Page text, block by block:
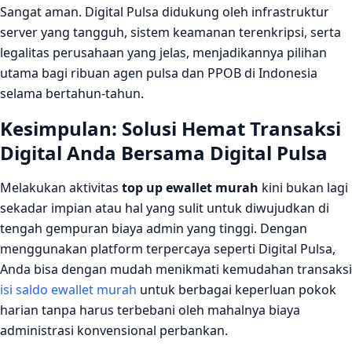
Sangat aman. Digital Pulsa didukung oleh infrastruktur
server yang tangguh, sistem keamanan terenkripsi, serta
legalitas perusahaan yang jelas, menjadikannya pilihan
utama bagi ribuan agen pulsa dan PPOB di Indonesia
selama bertahun-tahun.
Kesimpulan: Solusi Hemat Transaksi
Digital Anda Bersama Digital Pulsa
Melakukan aktivitas top up ewallet murah kini bukan lagi
sekadar impian atau hal yang sulit untuk diwujudkan di
tengah gempuran biaya admin yang tinggi. Dengan
menggunakan platform terpercaya seperti Digital Pulsa,
Anda bisa dengan mudah menikmati kemudahan transaksi
isi saldo ewallet murah untuk berbagai keperluan pokok
harian tanpa harus terbebani oleh mahalnya biaya
administrasi konvensional perbankan.